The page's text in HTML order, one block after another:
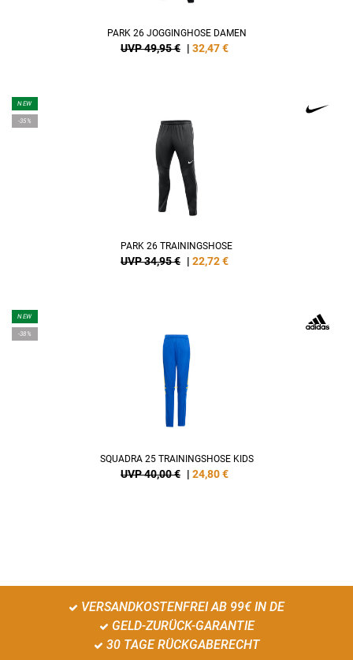
PARK 26 JOGGINGHOSE DAMEN
UVP 49,95 € | 32,47€
NEW
-35%
PARK 26 TRAININGSHOSE
UVP 34,95 € | 22,72€
NEW
-38%
SQUADRA 25 TRAININGSHOSE KIDS
UVP 40,00 € | 24,80€
VERSANDKOSTENFREI AB 99€ IN DE
GELD-ZURÜCK-GARANTIE
30 TAGE RÜCKGABERECHT